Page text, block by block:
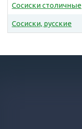
Сосиски столичные
Сосиски, русские